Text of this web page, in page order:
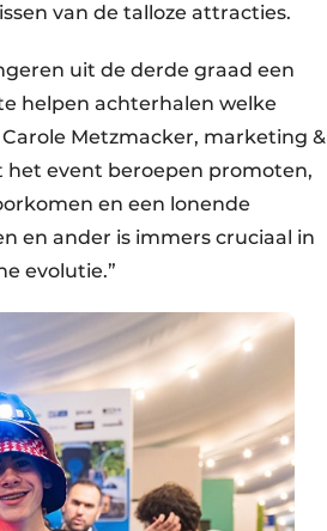
van de talloze attracties.
uit de derde graad een
helpen achterhalen welke
Metzmacker, marketing &
het event beroepen promoten,
en een lonende
en ander is immers cruciaal in
evolutie.”